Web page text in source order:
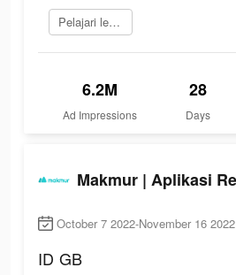
Pelajari lebih lanjut
6.2M
Ad Impressions
28
Days
October 7 2022-November 16 2022
ID GB